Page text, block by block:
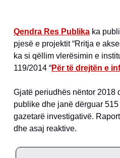
Qendra Res Publika ka
pjesë e projektit “Rritja e
ka si qëllim vlerësimin e
119/2014 “Për të drejtën e
Gjatë periudhës nëntor 2018
publike dhe janë dërguar
gazetarë investigativë.
dhe asaj reaktive.